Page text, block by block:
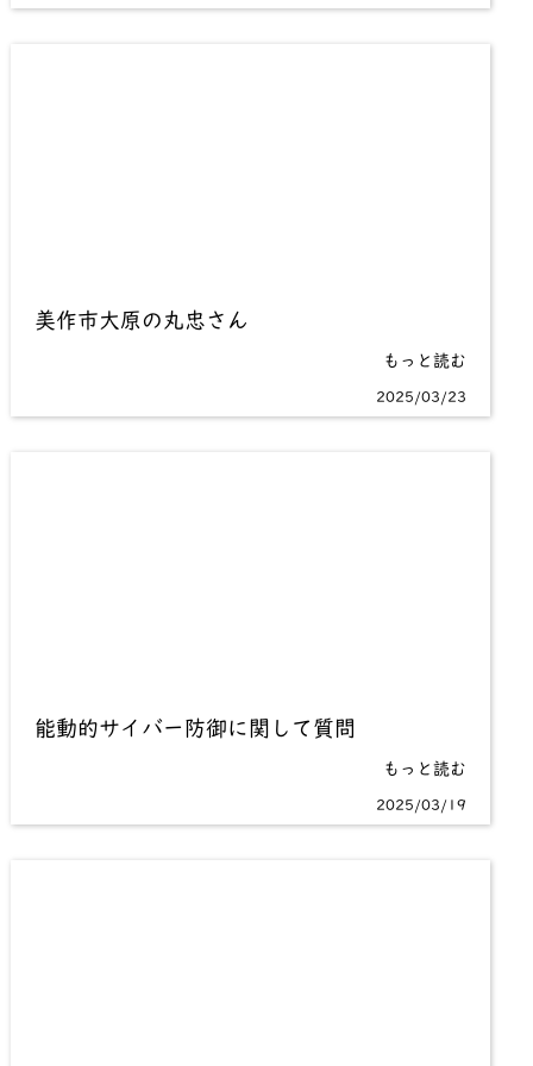
美作市大原の丸忠さん
もっと読む
2025/03/23
能動的サイバー防御に関して質問
もっと読む
2025/03/19